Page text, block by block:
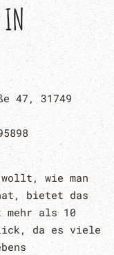
IN
47, 31749
wie man
bietet das
mehr als 10
da es viele